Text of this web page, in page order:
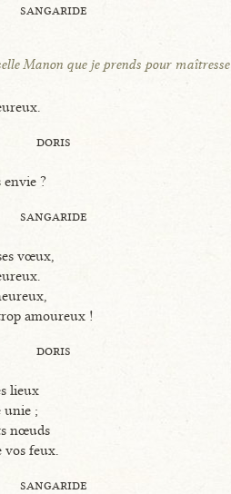
sangaride
Manon que je prends pour maîtresse
doris
?
sangaride
vœux,
amoureux !
doris
lieux
unie ;
nœuds
vos feux.
sangaride